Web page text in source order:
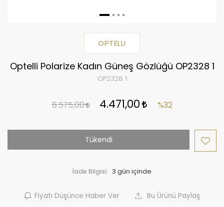
OPTELLI
Optelli Polarize Kadın Güneş Gözlüğü OP2328 1
OP2328 1
6.575,00 4.471,00 %32
Tükendi
İade Bilgisi:
Fiyatı Düşünce Haber Ver Bu Ürünü Paylaş